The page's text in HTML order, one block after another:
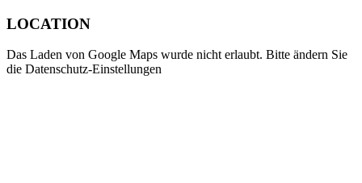
LOCATION
Das Laden von Google Maps wurde nicht erlaubt. Bitte ändern Sie
die Datenschutz-Einstellungen